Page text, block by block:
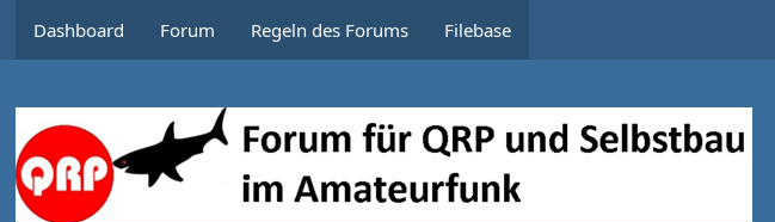
Dashboard Forum Regeln des Forums Filebase